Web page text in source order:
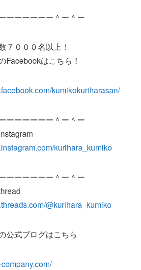
ーーーーーー＾ー＾ー
７０００名以上！
Facebookはこちら！
kumikokuriharasan/
ーーーーーー＾ー＾ー
kurihara_kumiko
ーーーーーー＾ー＾ー
@kurihara_kumiko
公式ブログはこちら